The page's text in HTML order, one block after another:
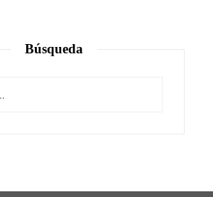
Búsqueda